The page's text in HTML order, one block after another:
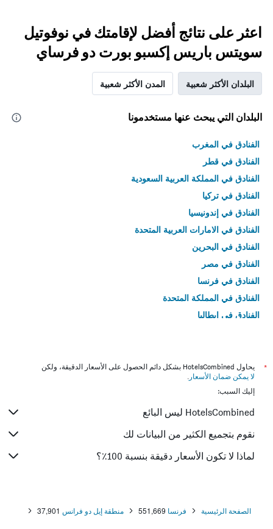
اعثر على نتائج أفضل لإقامتك في نوفوتيل
سويتس باريس إكسبو بورت دو فرساي
البلدان الأكثر شعبية المدن الأكثر شعبية
البلدان التي يبحث عنها مستخدمونا
الفنادق في المغرب
الفنادق في قطر
الفنادق في المملكة العربية السعودية
الفنادق في تركيا
الفنادق في إندونيسيا
الفنادق في الامارات العربية المتحدة
الفنادق في البحرين
الفنادق في مصر
الفنادق في فرنسا
الفنادق في المملكة المتحدة
الفنادق في إيطاليا
*
يحاول HotelsCombined بشكل دائم الحصول على الأسعار الدقيقة، ولكن
لا يمكن ضمان الأسعار .
إليك السبب:
HotelsCombined ليس البائع
نقوم بتجميع الكثير من البيانات لك
لماذا لا تكون الأسعار دقيقة بنسبة 100٪؟
الصفحة الرئيسية فرنسا 551,669 منطقة إيل دو فرانس 37,901